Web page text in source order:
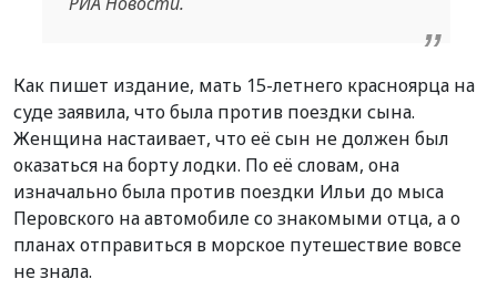
Как пишет издание, мать 15-летнего красноярца на
суде заявила, что была против поездки сына.
Женщина настаивает, что её сын не должен был
оказаться на борту лодки. По её словам, она
изначально была против поездки Ильи до мыса
Перовского на автомобиле со знакомыми отца, а о
планах отправиться в морское путешествие вовсе
не знала.